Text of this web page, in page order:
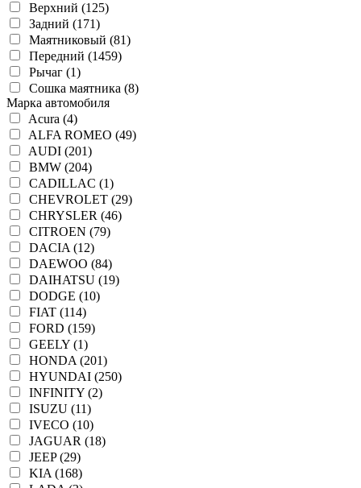
Верхний (125)
Задний (171)
Маятниковый (81)
Передний (1459)
Рычаг (1)
Сошка маятника (8)
Марка автомобиля
Acura (4)
ALFA ROMEO (49)
AUDI (201)
BMW (204)
CADILLAC (1)
CHEVROLET (29)
CHRYSLER (46)
CITROEN (79)
DACIA (12)
DAEWOO (84)
DAIHATSU (19)
DODGE (10)
FIAT (114)
FORD (159)
GEELY (1)
HONDA (201)
HYUNDAI (250)
INFINITY (2)
ISUZU (11)
IVECO (10)
JAGUAR (18)
JEEP (29)
KIA (168)